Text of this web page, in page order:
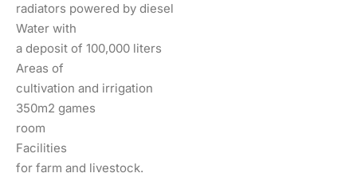
radiators powered by diesel
Water with
a deposit of 100,000 liters
Areas of
cultivation and irrigation
350m2 games
room
Facilities
for farm and livestock.